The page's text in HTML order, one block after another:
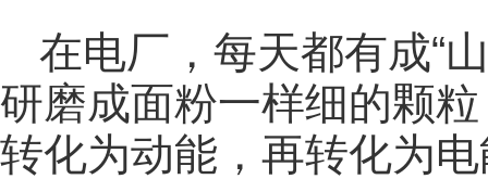
在电厂，每天都有成“
研磨成面粉一样细的颗
转化为动能，再转化为